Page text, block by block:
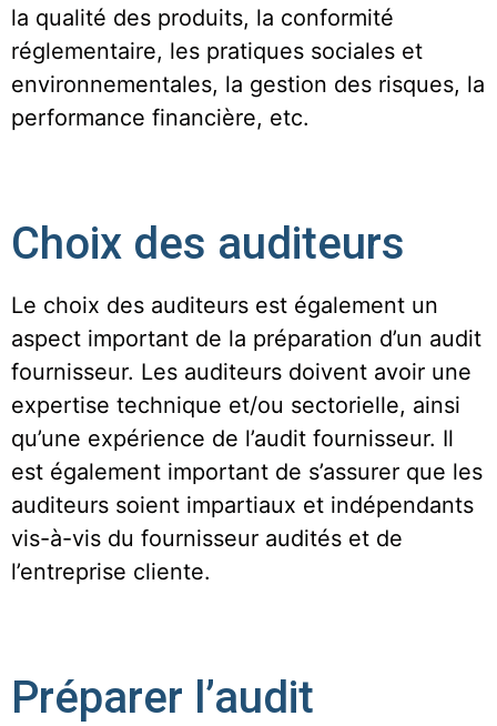
la qualité des produits, la conformité
réglementaire, les pratiques sociales et
environnementales, la gestion des risques, la
performance financière, etc.
Choix des auditeurs
Le choix des auditeurs est également un
aspect important de la préparation d’un audit
fournisseur. Les auditeurs doivent avoir une
expertise technique et/ou sectorielle, ainsi
qu’une expérience de l’audit fournisseur. Il
est également important de s’assurer que les
auditeurs soient impartiaux et indépendants
vis-à-vis du fournisseur audités et de
l’entreprise cliente.
Préparer l’audit